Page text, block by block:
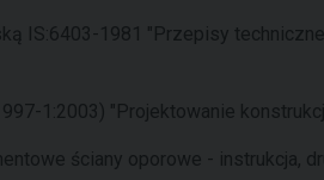
IS:6403-1981 "Przepisy
1:2003) "Projektowanie
ściany oporowe - instrukcja,